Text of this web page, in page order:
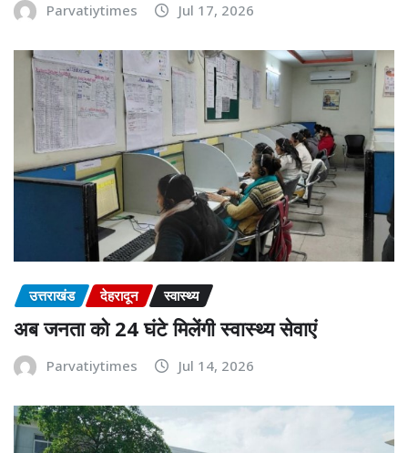
Parvatiytimes Jul 17, 2026
उत्तराखंड देहरादून स्वास्थ्य
अब जनता को 24 घंटे मिलेंगी स्वास्थ्य सेवाएं
Parvatiytimes Jul 14, 2026